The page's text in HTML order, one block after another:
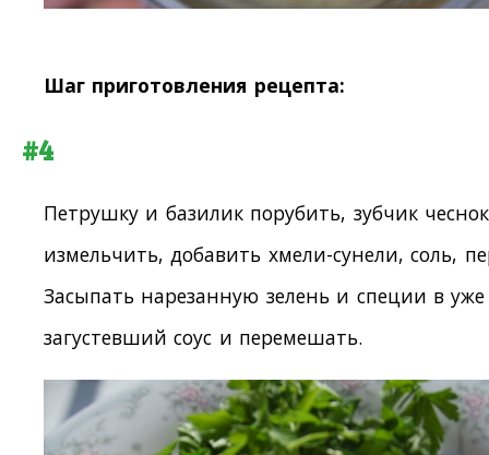
Шаг приготовления рецепта:
#4
Петрушку и базилик порубить, зубчик
измельчить, добавить хмели-сунели, соль,
Засыпать нарезанную зелень и специи в уже
загустевший соус и перемешать.